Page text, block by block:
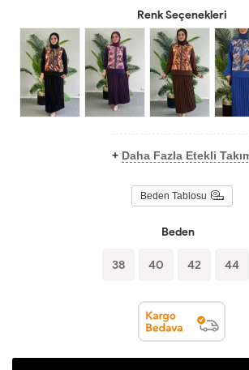
Renk Seçenekleri
+ Daha Fazla Etekli
Beden Tablosu
Beden
38 40 42 44